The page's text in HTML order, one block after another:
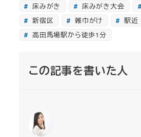
床みがき
床みがき大会
新宿区
雑巾がけ 駅近
高田馬場駅から徒歩1分
この記事を書いた人